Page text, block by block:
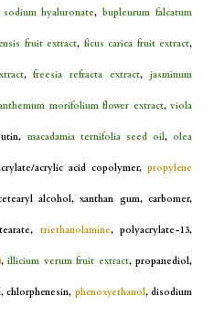
sodium hyaluronate,bupleurum falcatum
fruit extract, ficus carica fruit extract,
,freesia refracta extract,jasminum
morifolium flower extract,viola
macadamia ternifolia seed oil, olea
acrylic acid copolymer,propylene
alcohol, xanthan gum, carbomer,
triethanolamine, polyacrylate-13,
,illicium verum fruit extract, propanediol,
chlorphenesin, phenoxyethanol, disodium